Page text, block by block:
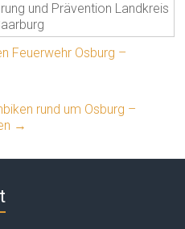
und Prävention Landkreis
Feuerwehr Osburg –
rund um Osburg –
→